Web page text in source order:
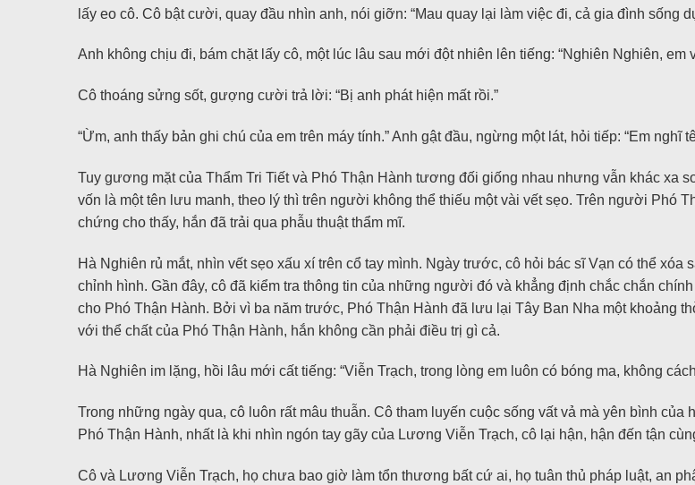
lấy eo cô. Cô bật cười, quay đầu nhìn anh, nói giỡn: “Mau quay lại làm việc đi, cả gia đình sống
Anh không chịu đi, bám chặt lấy cô, một lúc lâu sau mới đột nhiên lên tiếng: “Nghiên Nghiên, em
Cô thoáng sửng sốt, gượng cười trả lời: “Bị anh phát hiện mất rồi.”
“Ừm, anh thấy bản ghi chú của em trên máy tính.” Anh gật đầu, ngừng một lát, hỏi tiếp: “Em
Tuy gương mặt của Thẩm Tri Tiết và Phó Thận Hành tương đối giống nhau nhưng vẫn khác xa
vốn là một tên lưu manh, theo lý thì trên người không thể thiếu một vài vết sẹo. Trên người Phó
chứng cho thấy, hắn đã trải qua phẫu thuật thẩm mĩ.
Hà Nghiên rủ mắt, nhìn vết sẹo xấu xí trên cổ tay mình. Ngày trước, cô hỏi bác sĩ Vạn có thể
chỉnh hình. Gần đây, cô đã kiểm tra thông tin của những người đó và khẳng định chắc chắn
cho Phó Thận Hành. Bởi vì ba năm trước, Phó Thận Hành đã lưu lại Tây Ban Nha một khoảng
với thể chất của Phó Thận Hành, hắn không cần phải điều trị gì cả.
Hà Nghiên im lặng, hồi lâu mới cất tiếng: “Viễn Trạch, trong lòng em luôn có bóng ma, không
Trong những ngày qua, cô luôn rất mâu thuẫn. Cô tham luyến cuộc sống vất vả mà yên bình
Phó Thận Hành, nhất là khi nhìn ngón tay gãy của Lương Viễn Trạch, cô lại hận, hận đến tận
Cô và Lương Viễn Trạch, họ chưa bao giờ làm tổn thương bất cứ ai, họ tuân thủ pháp luật, an